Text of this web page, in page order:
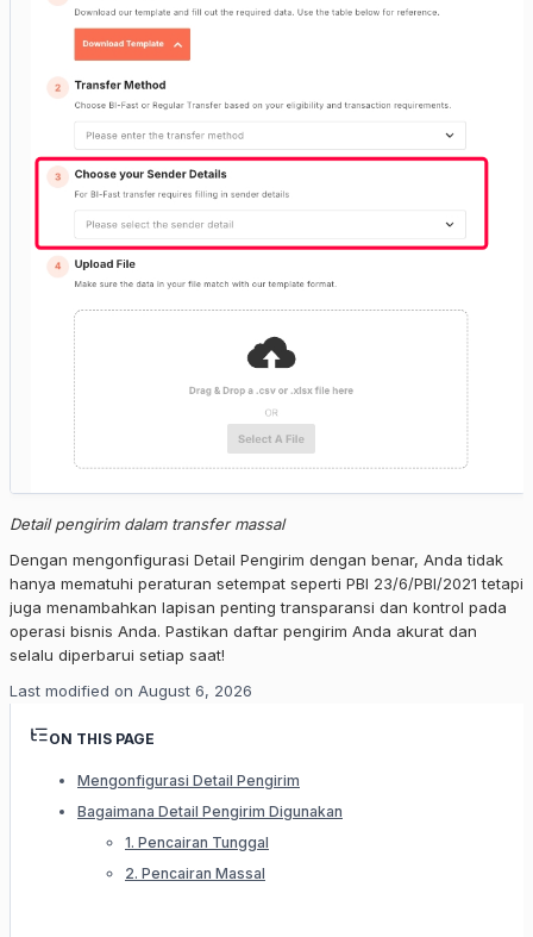
Detail pengirim dalam transfer massal
Dengan mengonfigurasi Detail Pengirim dengan benar, Anda tidak
hanya mematuhi peraturan setempat seperti PBI 23/6/PBI/2021 tetapi
juga menambahkan lapisan penting transparansi dan kontrol pada
operasi bisnis Anda. Pastikan daftar pengirim Anda akurat dan
selalu diperbarui setiap saat!
Last modified on August 6, 2026
ON THIS PAGE
Mengonfigurasi Detail Pengirim
Bagaimana Detail Pengirim Digunakan
1. Pencairan Tunggal
2. Pencairan Massal